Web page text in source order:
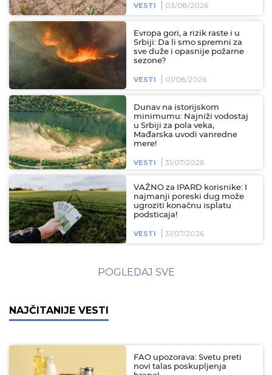
VESTI 03/08/2026
Evropa gori, a rizik raste i u
Srbiji: Da li smo spremni za
sve duže i opasnije požarne
sezone?
VESTI 01/08/2026
Dunav na istorijskom
minimumu: Najniži vodostaj
u Srbiji za pola veka,
Mađarska uvodi vanredne
mere!
VESTI 31/07/2026
VAŽNO za IPARD korisnike: I
najmanji poreski dug može
ugroziti konačnu isplatu
podsticaja!
VESTI 31/07/2026
POGLEDAJ SVE
NAJČITANIJE VESTI
FAO upozorava: Svetu preti
novi talas poskupljenja